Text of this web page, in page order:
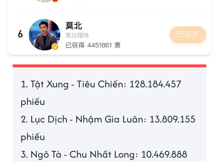
1. Tật Xung - Tiêu Chiến: 128.184.457
phiếu
2. Lục Dịch - Nhậm Gia Luân: 13.809.155
phiếu
3. Ngô Tà - Chu Nhất Long: 10.469.888